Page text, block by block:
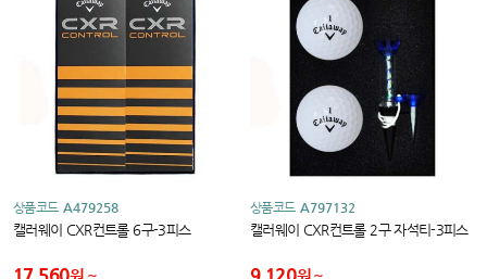
상품코드 A479258
캘러웨이 CXR컨트롤 6구-3피스
17,560원
상품코드 A797132
캘러웨이 CXR컨트롤 2구 자석티-3피스
9,120원